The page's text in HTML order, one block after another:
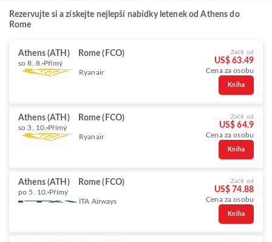
Rezervujte si a získejte nejlepší nabídky letenek od Athens do
Rome
Athens (ATH) Rome (FCO)
so 8. 8. Přímý
Ryanair
Začít od
US$ 63.49
Cena za osobu
Kniha
Athens (ATH) Rome (FCO)
so 3. 10. Přímý
Ryanair
Začít od
US$ 64.9
Cena za osobu
Kniha
Athens (ATH) Rome (FCO)
po 5. 10. Přímý
ITA Airways
Začít od
US$ 74.88
Cena za osobu
Kniha